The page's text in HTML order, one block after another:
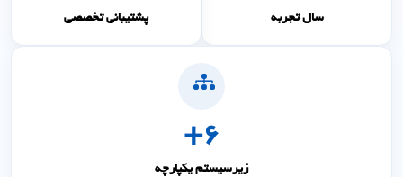
سال تجربه پشتیبانی تخصصی
۶+
زیرسیستم یکپارچه